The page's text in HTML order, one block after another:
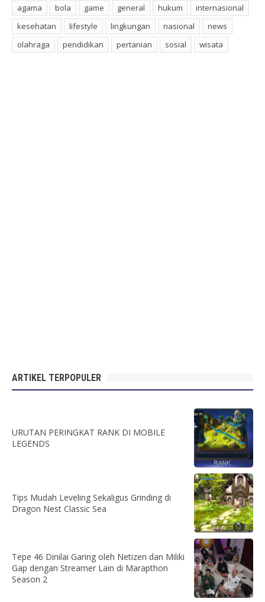
agama bola game general hukum
internasional
kesehatan
lifestyle lingkungan nasional
news
olahraga
pendidikan pertanian sosial wisata
ARTIKEL TERPOPULER
URUTAN PERINGKAT RANK DI MOBILE
LEGENDS
Tips Mudah Leveling Sekaligus Grinding di
Dragon Nest Classic Sea
Tepe 46 Dinilai Garing oleh Netizen dan Miliki
Gap dengan Streamer Lain di Marapthon
Season 2